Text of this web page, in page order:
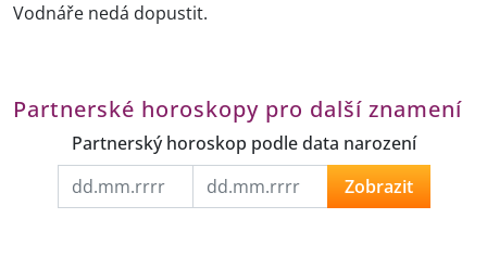
Vodnáře nedá dopustit.
Partnerské horoskopy pro další znamení
Partnerský horoskop podle data narození
Zobrazit